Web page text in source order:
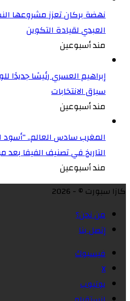
نهضة بركان تعزز مشروعها
العبدي لقيادة التكوين
مند أسبوعين
إبراهيم العسري رئيسًا جديدًا
سباق الانتخابات
مند أسبوعين
المغرب سادس العالم.. “أسود
التاريخ في تصنيف الفيفا بعد
مند أسبوعين
كازا سبورت © - 2026
من نحن؟
إتصل بنا
فيسبوك
X
يوتيوب